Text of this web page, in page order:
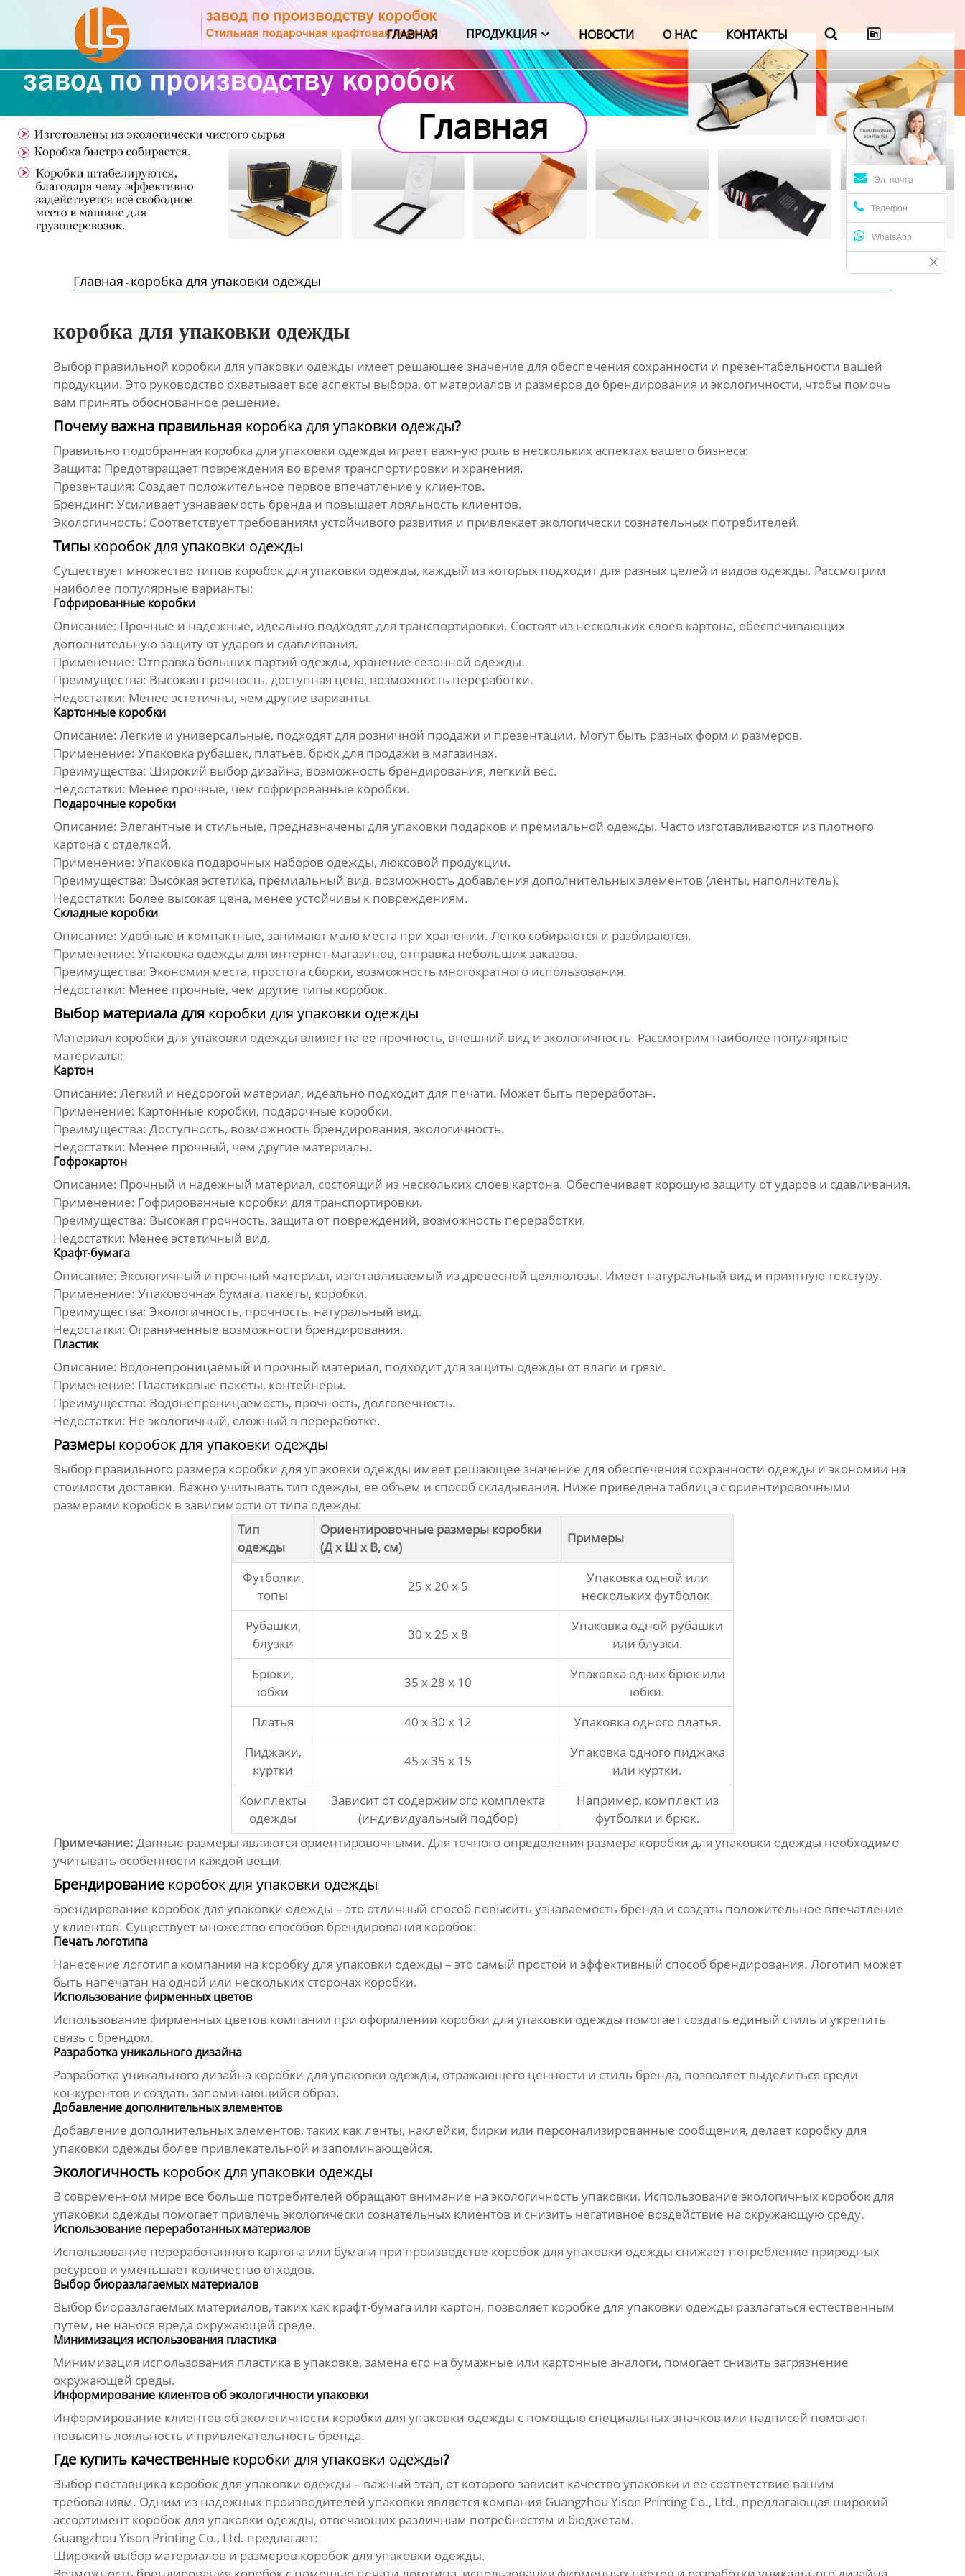
ГЛАВНАЯ ПРОДУКЦИЯ  НОВОСТИ О НАС КОНТАКТЫ  
Новости
О Нас
Контакты
Эл. почта
Телефон
WhatsApp
Главная
Главная - коробка для упаковки одежды
коробка для упаковки одежды
Выбор правильной коробки для упаковки одежды имеет решающее значение для обеспечения сохранности и презентабельности вашей
продукции. Это руководство охватывает все аспекты выбора, от материалов и размеров до брендирования и экологичности, чтобы помочь
вам принять обоснованное решение.
Почему важна правильная коробка для упаковки одежды?
Правильно подобранная коробка для упаковки одежды играет важную роль в нескольких аспектах вашего бизнеса:
Защита: Предотвращает повреждения во время транспортировки и хранения.
Презентация: Создает положительное первое впечатление у клиентов.
Брендинг: Усиливает узнаваемость бренда и повышает лояльность клиентов.
Экологичность: Соответствует требованиям устойчивого развития и привлекает экологически сознательных потребителей.
Типы коробок для упаковки одежды
Существует множество типов коробок для упаковки одежды, каждый из которых подходит для разных целей и видов одежды. Рассмотрим
наиболее популярные варианты:
Гофрированные коробки
Описание: Прочные и надежные, идеально подходят для транспортировки. Состоят из нескольких слоев картона, обеспечивающих
дополнительную защиту от ударов и сдавливания.
Применение: Отправка больших партий одежды, хранение сезонной одежды.
Преимущества: Высокая прочность, доступная цена, возможность переработки.
Недостатки: Менее эстетичны, чем другие варианты.
Картонные коробки
Описание: Легкие и универсальные, подходят для розничной продажи и презентации. Могут быть разных форм и размеров.
Применение: Упаковка рубашек, платьев, брюк для продажи в магазинах.
Преимущества: Широкий выбор дизайна, возможность брендирования, легкий вес.
Недостатки: Менее прочные, чем гофрированные коробки.
Подарочные коробки
Описание: Элегантные и стильные, предназначены для упаковки подарков и премиальной одежды. Часто изготавливаются из плотного
картона с отделкой.
Применение: Упаковка подарочных наборов одежды, люксовой продукции.
Преимущества: Высокая эстетика, премиальный вид, возможность добавления дополнительных элементов (ленты, наполнитель).
Недостатки: Более высокая цена, менее устойчивы к повреждениям.
Складные коробки
Описание: Удобные и компактные, занимают мало места при хранении. Легко собираются и разбираются.
Применение: Упаковка одежды для интернет-магазинов, отправка небольших заказов.
Преимущества: Экономия места, простота сборки, возможность многократного использования.
Недостатки: Менее прочные, чем другие типы коробок.
Выбор материала для коробки для упаковки одежды
Материал коробки для упаковки одежды влияет на ее прочность, внешний вид и экологичность. Рассмотрим наиболее популярные
материалы:
Картон
Описание: Легкий и недорогой материал, идеально подходит для печати. Может быть переработан.
Применение: Картонные коробки, подарочные коробки.
Преимущества: Доступность, возможность брендирования, экологичность.
Недостатки: Менее прочный, чем другие материалы.
Гофрокартон
Описание: Прочный и надежный материал, состоящий из нескольких слоев картона. Обеспечивает хорошую защиту от ударов и сдавливания.
Применение: Гофрированные коробки для транспортировки.
Преимущества: Высокая прочность, защита от повреждений, возможность переработки.
Недостатки: Менее эстетичный вид.
Крафт-бумага
Описание: Экологичный и прочный материал, изготавливаемый из древесной целлюлозы. Имеет натуральный вид и приятную текстуру.
Применение: Упаковочная бумага, пакеты, коробки.
Преимущества: Экологичность, прочность, натуральный вид.
Недостатки: Ограниченные возможности брендирования.
Пластик
Описание: Водонепроницаемый и прочный материал, подходит для защиты одежды от влаги и грязи.
Применение: Пластиковые пакеты, контейнеры.
Преимущества: Водонепроницаемость, прочность, долговечность.
Недостатки: Не экологичный, сложный в переработке.
Размеры коробок для упаковки одежды
Выбор правильного размера коробки для упаковки одежды имеет решающее значение для обеспечения сохранности одежды и экономии на
стоимости доставки. Важно учитывать тип одежды, ее объем и способ складывания. Ниже приведена таблица с ориентировочными
размерами коробок в зависимости от типа одежды:
Тип
одежды
Ориентировочные размеры коробки
(Д x Ш x В, см)
Примеры
Футболки,
топы
25 x 20 x 5
Упаковка одной или
нескольких футболок.
Рубашки,
блузки
30 x 25 x 8
Упаковка одной рубашки
или блузки.
Брюки,
юбки
35 x 28 x 10
Упаковка одних брюк или
юбки.
Платья
40 x 30 x 12
Упаковка одного платья.
Пиджаки,
куртки
45 x 35 x 15
Упаковка одного пиджака
или куртки.
Комплекты
одежды
Зависит от содержимого комплекта
(индивидуальный подбор)
Например, комплект из
футболки и брюк.
Примечание: Данные размеры являются ориентировочными. Для точного определения размера коробки для упаковки одежды необходимо
учитывать особенности каждой вещи.
Брендирование коробок для упаковки одежды
Брендирование коробок для упаковки одежды – это отличный способ повысить узнаваемость бренда и создать положительное впечатление
у клиентов. Существует множество способов брендирования коробок:
Печать логотипа
Нанесение логотипа компании на коробку для упаковки одежды – это самый простой и эффективный способ брендирования. Логотип может
быть напечатан на одной или нескольких сторонах коробки.
Использование фирменных цветов
Использование фирменных цветов компании при оформлении коробки для упаковки одежды помогает создать единый стиль и укрепить
связь с брендом.
Разработка уникального дизайна
Разработка уникального дизайна коробки для упаковки одежды, отражающего ценности и стиль бренда, позволяет выделиться среди
конкурентов и создать запоминающийся образ.
Добавление дополнительных элементов
Добавление дополнительных элементов, таких как ленты, наклейки, бирки или персонализированные сообщения, делает коробку для
упаковки одежды более привлекательной и запоминающейся.
Экологичность коробок для упаковки одежды
В современном мире все больше потребителей обращают внимание на экологичность упаковки. Использование экологичных коробок для
упаковки одежды помогает привлечь экологически сознательных клиентов и снизить негативное воздействие на окружающую среду.
Использование переработанных материалов
Использование переработанного картона или бумаги при производстве коробок для упаковки одежды снижает потребление природных
ресурсов и уменьшает количество отходов.
Выбор биоразлагаемых материалов
Выбор биоразлагаемых материалов, таких как крафт-бумага или картон, позволяет коробке для упаковки одежды разлагаться естественным
путем, не нанося вреда окружающей среде.
Минимизация использования пластика
Минимизация использования пластика в упаковке, замена его на бумажные или картонные аналоги, помогает снизить загрязнение
окружающей среды.
Информирование клиентов об экологичности упаковки
Информирование клиентов об экологичности коробки для упаковки одежды с помощью специальных значков или надписей помогает
повысить лояльность и привлекательность бренда.
Где купить качественные коробки для упаковки одежды?
Выбор поставщика коробок для упаковки одежды – важный этап, от которого зависит качество упаковки и ее соответствие вашим
требованиям. Одним из надежных производителей упаковки является компания Guangzhou Yison Printing Co., Ltd., предлагающая широкий
ассортимент коробок для упаковки одежды, отвечающих различным потребностям и бюджетам.
Guangzhou Yison Printing Co., Ltd. предлагает:
Широкий выбор материалов и размеров коробок для упаковки одежды.